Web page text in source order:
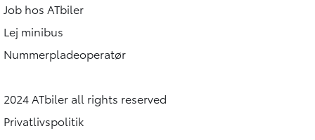
Job hos ATbiler
Lej minibus
Nummerpladeoperatør
2024 ATbiler all rights reserved
Privatlivspolitik